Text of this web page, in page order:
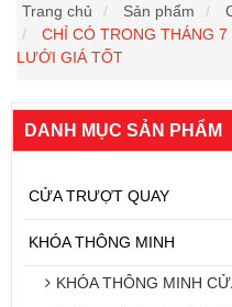
Trang chủ Sản phẩm
CHỈ CÓ TRONG THÁNG
LƯỚI GIÁ TỐT
DANH MỤC SẢN PHẨM
CỬA TRƯỢT QUAY
KHÓA THÔNG MINH
KHÓA THÔNG MINH